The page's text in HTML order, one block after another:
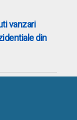
vanzari
din